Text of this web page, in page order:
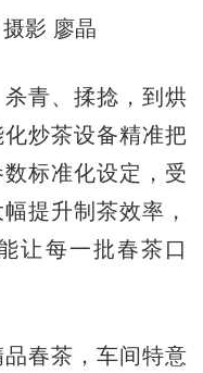
影 廖晶
青、揉捻，到烘
炒茶设备精准把
标准化设定，受
提升制茶效率，
让每一批春茶口
春茶，车间特意